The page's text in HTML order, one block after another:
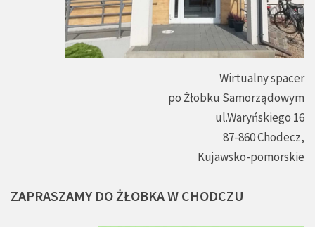
Wirtualny spacer
po Żłobku Samorządowym
ul.Waryńskiego 16
87-860 Chodecz,
Kujawsko-pomorskie
ZAPRASZAMY DO ŻŁOBKAW CHODCZU